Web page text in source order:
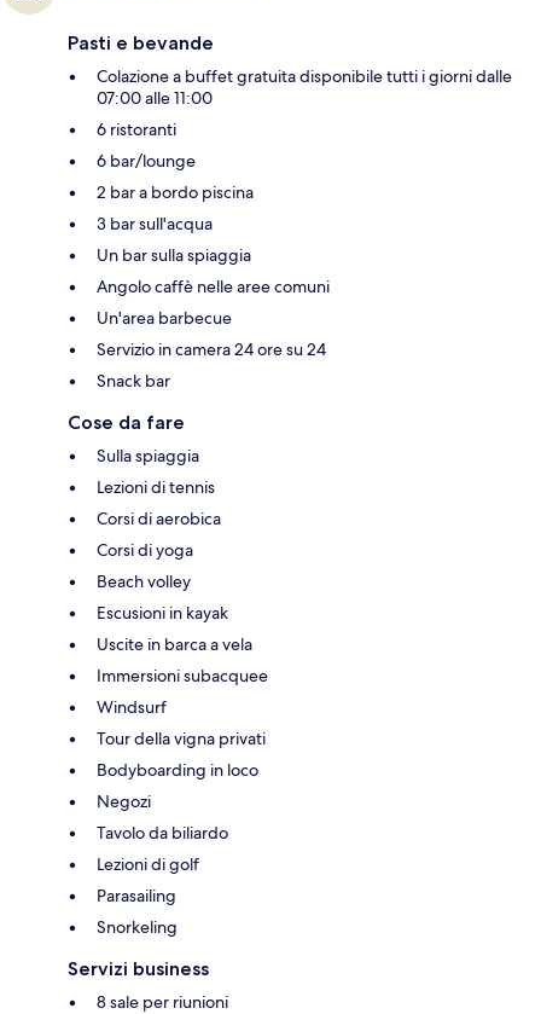
Pasti e bevande
Colazione a buffet gratuita disponibile tutti i giorni dalle
07:00 alle 11:00
6 ristoranti
6 bar/lounge
2 bar a bordo piscina
3 bar sull'acqua
Un bar sulla spiaggia
Angolo caffè nelle aree comuni
Un'area barbecue
Servizio in camera 24 ore su 24
Snack bar
Cose da fare
Sulla spiaggia
Lezioni di tennis
Corsi di aerobica
Corsi di yoga
Beach volley
Escusioni in kayak
Uscite in barca a vela
Immersioni subacquee
Windsurf
Tour della vigna privati
Bodyboarding in loco
Negozi
Tavolo da biliardo
Lezioni di golf
Parasailing
Snorkeling
Servizi business
8 sale per riunioni